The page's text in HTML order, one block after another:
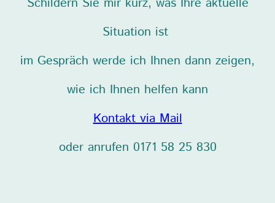
Situation ist
im Gespräch werde ich Ihnen dann zeigen,
wie ich Ihnen helfen kann
Kontakt via Mail
oder anrufen 0171 58 25 830